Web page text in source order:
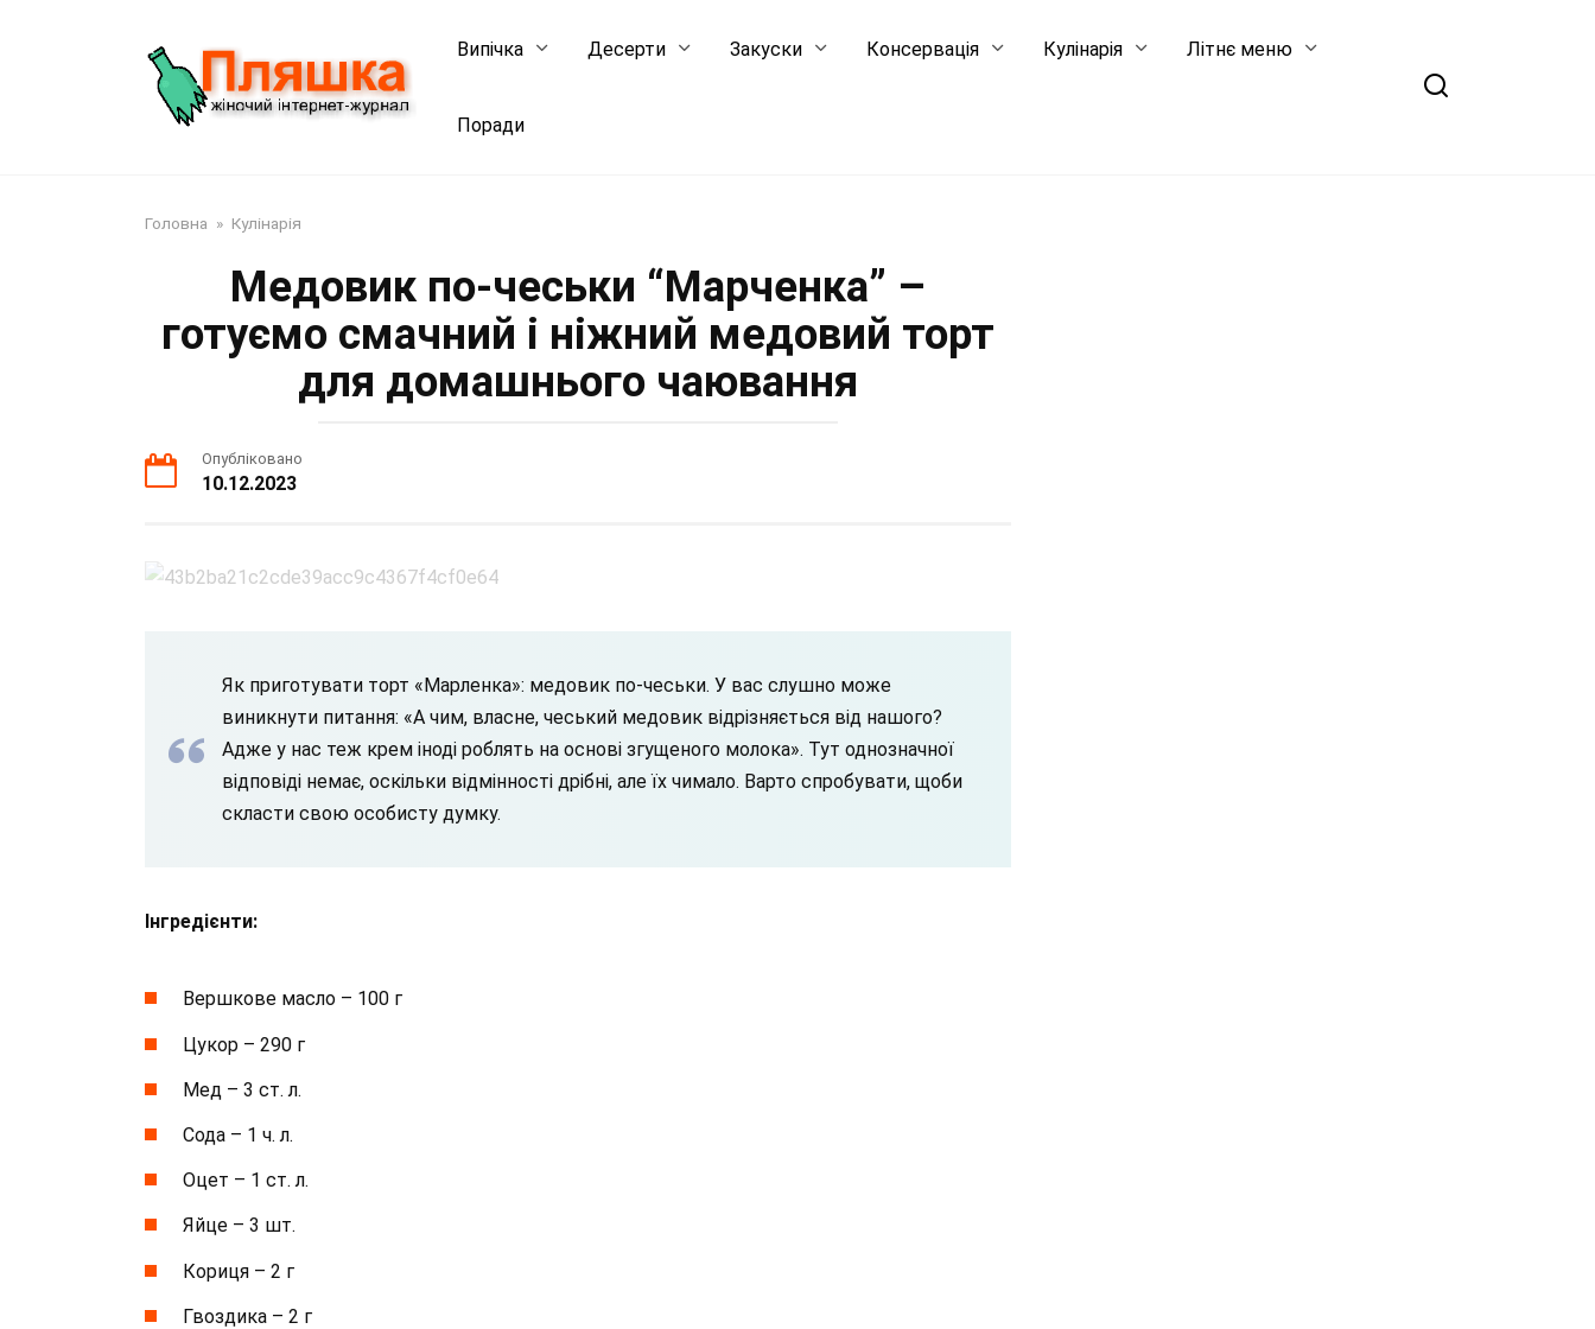
Випічка Десерти Закуски Консервація Кулінарія Літнє меню
Поради
Головна » Кулінарія
Медовик по-чеськи “Марченка” –
готуємо смачний і ніжний медовий торт
для домашнього чаювання
Опубліковано
10.12.2023
Як приготувати торт «Марленка»: медовик по-чеськи. У вас слушно може
виникнути питання: «А чим, власне, чеський медовик відрізняється від нашого?
Адже у нас теж крем іноді роблять на основі згущеного молока». Тут однозначної
відповіді немає, оскільки відмінності дрібні, але їх чимало. Варто спробувати, щоби
скласти свою особисту думку.
Інгредієнти:
Вершкове масло – 100 г
Цукор – 290 г
Мед – 3 ст. л.
Сода – 1 ч. л.
Оцет – 1 ст. л.
Яйце – 3 шт.
Кориця – 2 г
Гвоздика – 2 г